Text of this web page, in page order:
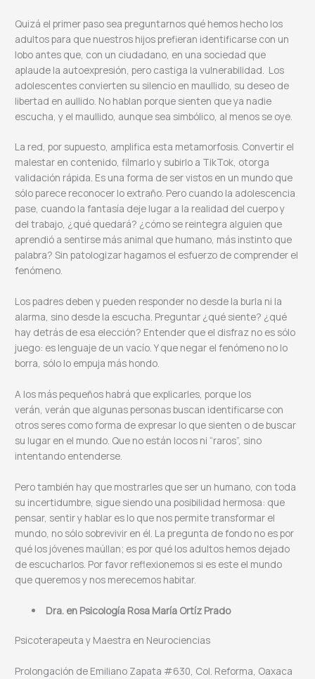
Quizá el primer paso sea preguntarnos qué hemos hecho los
adultos para que nuestros hijos prefieran identificarse con un
lobo antes que, con un ciudadano, en una sociedad que
aplaude la autoexpresión, pero castiga la vulnerabilidad. Los
adolescentes convierten su silencio en maullido, su deseo de
libertad en aullido. No hablan porque sienten que ya nadie
escucha, y el maullido, aunque sea simbólico, al menos se oye.
La red, por supuesto, amplifica esta metamorfosis. Convertir el
malestar en contenido, filmarlo y subirlo a TikTok, otorga
validación rápida. Es una forma de ser vistos en un mundo que
sólo parece reconocer lo extraño. Pero cuando la adolescencia
pase, cuando la fantasía deje lugar a la realidad del cuerpo y
del trabajo, ¿qué quedará? ¿cómo se reintegra alguien que
aprendió a sentirse más animal que humano, más instinto que
palabra? Sin patologizar hagamos el esfuerzo de comprender el
fenómeno.
Los padres deben y pueden responder no desde la burla ni la
alarma, sino desde la escucha. Preguntar ¿qué siente? ¿qué
hay detrás de esa elección? Entender que el disfraz no es sólo
juego: es lenguaje de un vacío. Y que negar el fenómeno no lo
borra, sólo lo empuja más hondo.
A los más pequeños habrá que explicarles, porque los
verán, verán que algunas personas buscan identificarse con
otros seres como forma de expresar lo que sienten o de buscar
su lugar en el mundo. Que no están locos ni “raros”, sino
intentando entenderse.
Pero también hay que mostrarles que ser un humano, con toda
su incertidumbre, sigue siendo una posibilidad hermosa: que
pensar, sentir y hablar es lo que nos permite transformar el
mundo, no sólo sobrevivir en él. La pregunta de fondo no es por
qué los jóvenes maúllan; es por qué los adultos hemos dejado
de escucharlos. Por favor reflexionemos si es este el mundo
que queremos y nos merecemos habitar.
Dra. en Psicología Rosa María Ortíz Prado
Psicoterapeuta y Maestra en Neurociencias
Prolongación de Emiliano Zapata #630, Col. Reforma, Oaxaca